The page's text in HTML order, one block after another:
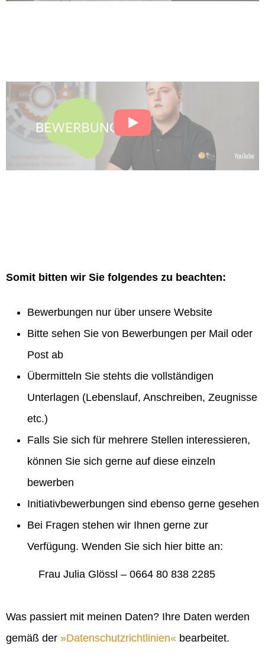
Somit bitten wir Sie folgendes zu beachten:
Bewerbungen nur über unsere Website
Bitte sehen Sie von Bewerbungen per Mail oder
Post ab
Übermitteln Sie stehts die vollständigen
Unterlagen (Lebenslauf, Anschreiben, Zeugnisse
etc.)
Falls Sie sich für mehrere Stellen interessieren,
können Sie sich gerne auf diese einzeln
bewerben
Initiativbewerbungen sind ebenso gerne gesehen
Bei Fragen stehen wir Ihnen gerne zur
Verfügung. Wenden Sie sich hier bitte an:
Frau Julia Glössl – 0664 80 838 2285
Was passiert mit meinen Daten? Ihre Daten werden
gemäß der
Datenschutzrichtlinien bearbeitet.